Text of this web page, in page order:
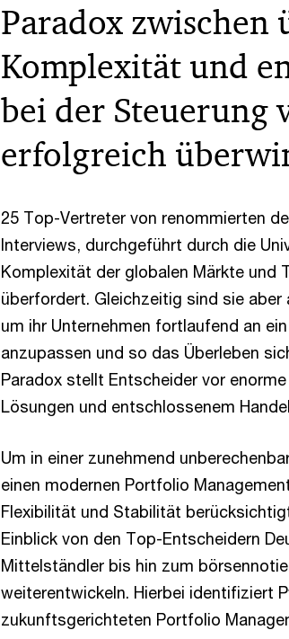
Paradox
Komplexität und
bei der Steuerung
erfolgreich
25 Top-Vertreter von renommierten
Interviews, durchgeführt durch die
Komplexität der globalen Märkte und
überfordert. Gleichzeitig sind sie
um ihr Unternehmen fortlaufend an
anzupassen und so das Überleben
Paradox stellt Entscheider vor
Lösungen und entschlossenem
Um in einer zunehmend
einen modernen Portfolio
Flexibilität und Stabilität
Einblick von den Top-Entscheidern
Mittelständler bis hin zum
weiterentwickeln. Hierbei identifiziert
zukunftsgerichteten Portfolio